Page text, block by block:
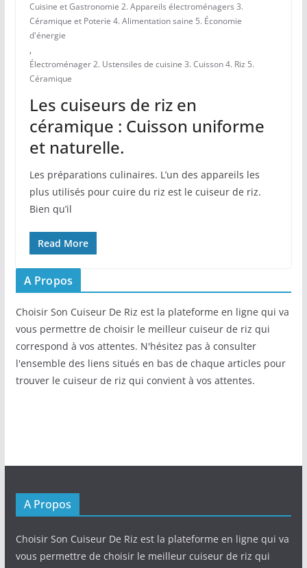
Cuisine et Gastronomie 2. Appareils électroménagers 3.
Céramique et Poterie 4. Alimentation saine 5. Économie
d'énergie
,
Électroménager 2. Ustensiles de cuisine 3. Cuisson 4. Riz 5.
Céramique
Les cuiseurs de riz en
céramique : Cuisson uniforme
et naturelle.
Les préparations culinaires. L’un des appareils les
plus utilisés​ pour cuire du riz est le cuiseur‍ de riz.
Bien qu’il
Read More
A Propos
Choisir Son Cuiseur De Riz est la plateforme en ligne qui va
vous permettre de choisir le meilleur cuiseur de riz qui
correspond à vos attentes. N'hésitez pas à consulter
l'ensemble des liens situés en bas de chaque articles pour
trouver le cuiseur de riz qui convient à vos attentes.
A Propos
Choisir Son Cuiseur De Riz est la plateforme en ligne qui va
vous permettre de choisir le meilleur cuiseur de riz qui